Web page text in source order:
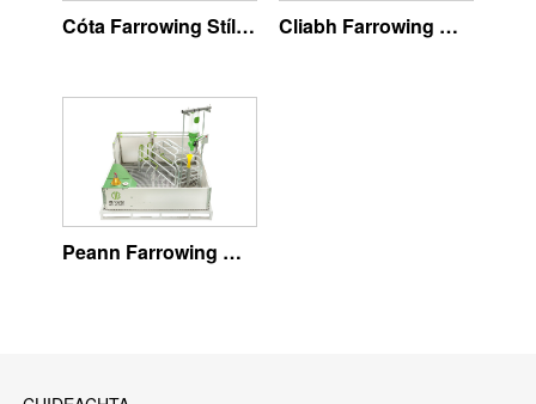
Cóta Farrowing Stíl na hEorpa Cliabh Farrowing Welsafe
Peann Farrowing WELSAFE le haghaidh cránacha scaoilte - Fócas ar leas ainmhithe